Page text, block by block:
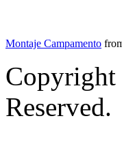
Montaje Campamento
Reserved.